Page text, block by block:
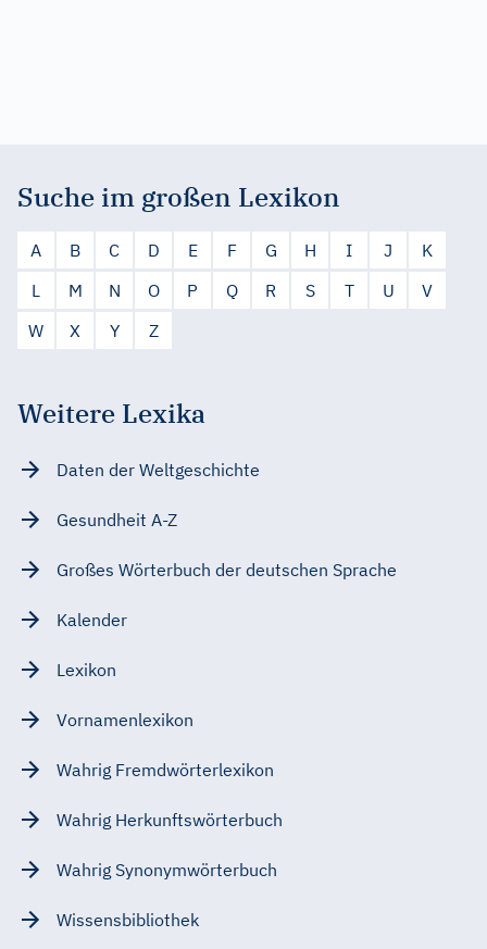
Suche im großen Lexikon
A B C D E F G H I J
K
L
M N O P Q R S T U
V
W
X Y Z
Weitere Lexika
Daten der Weltgeschichte
Gesundheit A-Z
Großes Wörterbuch der deutschen Sprache
Kalender
Lexikon
Vornamenlexikon
Wahrig Fremdwörterlexikon
Wahrig Herkunftswörterbuch
Wahrig Synonymwörterbuch
Wissensbibliothek